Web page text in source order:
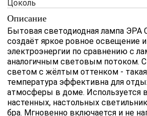
Цоколь
Описание
Бытовая светодиодная лампа ЭРА
создаёт яркое ровное освещение
электроэнергии по сравнению с
аналогичным световым потоком.
светом с жёлтым оттенком -
температура эффективна для
атмосферы в доме. Используется
настенных, настольных
бра. Мгновенно включается и не